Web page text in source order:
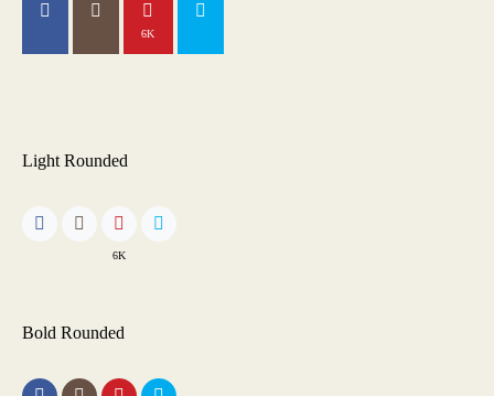
6K
Light Rounded
6K
Bold Rounded